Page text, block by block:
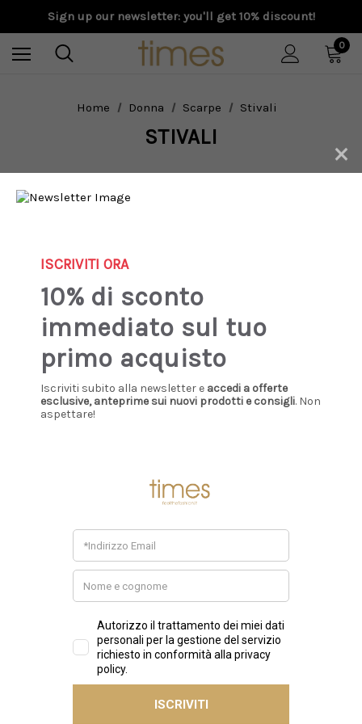
Sign up our newsletter: you'll get 10% discount!
0
Home Donna Scarpe Stivali
STIVALI
tacco
€488,00
Sale
×
ISCRIVITI ORA
10% di sconto
immediato sul tuo
primo acquisto
Iscriviti subito alla newsletter e accedi a offerte
esclusive, anteprime sui nuovi prodotti e consigli. Non
aspettare!